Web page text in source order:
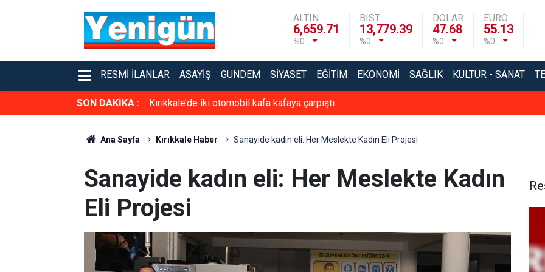
ALTIN
6,659.71
%0
BIST
13,779.39
%0
DOLAR
47.68
%0
EURO
55.13
%0
RESMI İLANLAR ASAYIŞ GÜNDEM SIYASET EĞITIM EKONOMI SAĞLIK KÜLTÜR - SANAT
SON DAKİKA : Kırıkkale’de iki otomobil kafa kafaya çarpıştı
Ana Sayfa Kırıkkale Haber Sanayide kadın eli: Her Meslekte Kadın Eli Projesi
Sanayide kadın eli: Her Meslekte Kadın
Eli Projesi